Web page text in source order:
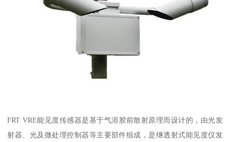
FRT VRE能见度传感器是基于气溶胶前散射原理而设计的，由光发
射器、光及微处理控制器等主要部件组成，是继透射式能见度仪发